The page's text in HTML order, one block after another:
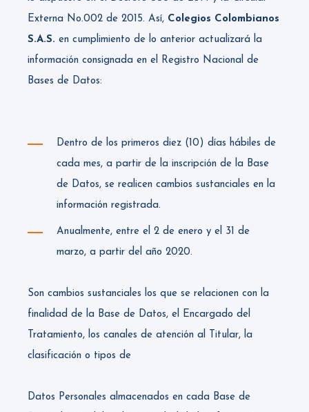
Externa No.002 de 2015. Así, Colegios Colombianos
S.A.S. en cumplimiento de lo anterior actualizará la
información consignada en el Registro Nacional de
Bases de Datos:
Dentro de los primeros diez (10) días hábiles de
cada mes, a partir de la inscripción de la Base
de Datos, se realicen cambios sustanciales en la
información registrada.
Anualmente, entre el 2 de enero y el 31 de
marzo, a partir del año 2020.
Son cambios sustanciales los que se relacionen con la
finalidad de la Base de Datos, el Encargado del
Tratamiento, los canales de atención al Titular, la
clasificación o tipos de
Datos Personales almacenados en cada Base de